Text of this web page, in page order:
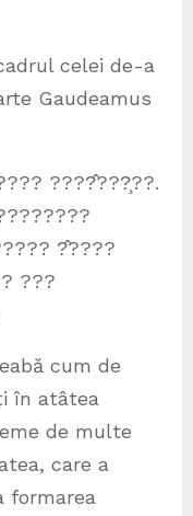
celei de-a
Gaudeamus
????̂???̧??.
?̂????
???
cum de
în atâtea
de multe
care a
formarea